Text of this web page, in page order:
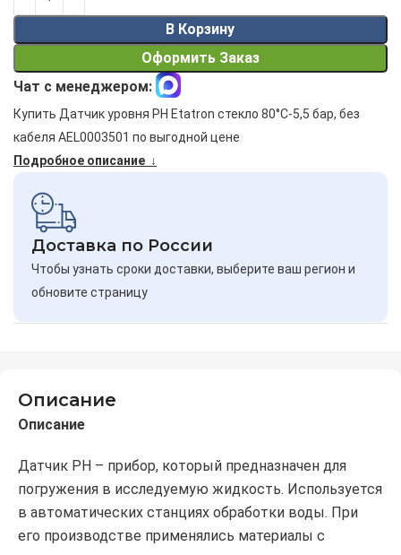
В Корзину
Оформить Заказ
Чат с менеджером:
Купить Датчик уровня PH Etatron стекло 80°C-5,5 бар, без
кабеля AEL0003501 по выгодной цене
Подробное описание ↓
Доставка по России
Чтобы узнать сроки доставки, выберите ваш регион и
обновите страницу
Описание
Описание
Датчик PH – прибор, который предназначен для
погружения в исследуемую жидкость. Используется
в автоматических станциях обработки воды. При
его производстве применялись материалы с